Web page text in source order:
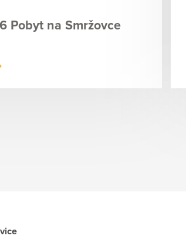
Pobyt na Smržovce